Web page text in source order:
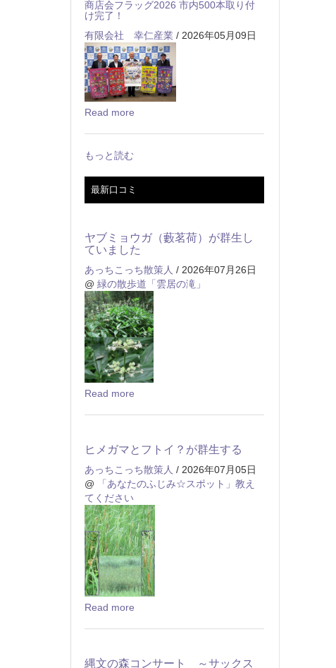
商店会フラッグ2026 市内500本取り付
け完了！
有限会社 幸仁産業 / 2026年05月09日
Read more
もっと読む
最新口コミ
ヤブミョウガ（藪茗荷）が群生し
ていました
あっちこっち散策人 / 2026年07月26日
@ 緑の散歩道「雲居の滝」
Read more
ヒメガマとフトイ？が群生する
あっちこっち散策人 / 2026年07月05日
@
「あなたのふじみ☆スポット」教え
てください
Read more
縄文の森コンサート ～サックス